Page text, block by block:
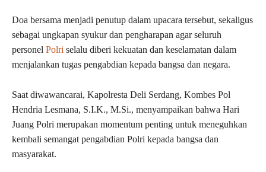
Doa bersama menjadi penutup dalam upacara tersebut, sekaligus
sebagai ungkapan syukur dan pengharapan agar seluruh
personel Polri selalu diberi kekuatan dan keselamatan dalam
menjalankan tugas pengabdian kepada bangsa dan negara.
Saat diwawancarai, Kapolresta Deli Serdang, Kombes Pol
Hendria Lesmana, S.I.K., M.Si., menyampaikan bahwa Hari
Juang Polri merupakan momentum penting untuk meneguhkan
kembali semangat pengabdian Polri kepada bangsa dan
masyarakat.